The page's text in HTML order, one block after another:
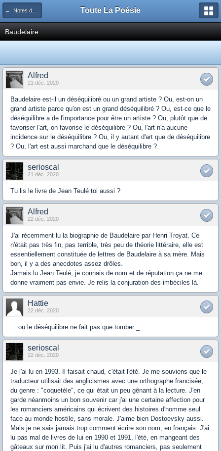
← Notes de route des TLPsiens Toute La Poésie
Baudelaire
Alfred
21 déc. 2020
Baudelaire est-il un déséquilibré ou un grand artiste ? Ou, est-on un
grand artiste parce qu'on est un grand déséquilibré ? Ou, est-ce que le
déséquilibre a de l'importance pour être un artiste ? Ou, plutôt que de
favoriser l'art, on favorise le déséquilibre ? Ou, l'art n'a aucune
incidence sur le déséquilibre ? Ou, il y autant d'art que de déséquilibre
? Ou, l'art est aussi marchand que le déséquilibre ?
serioscal
21 déc. 2020
Tu lis le livre de Jean Teulé toi aussi ?
Alfred
22 déc. 2020
J'ai récemment lu la biographie de Baudelaire par Henri Troyat. Ce
n'était pas très fin, pas terrible, très peu de théorie littéraire, elle est
essentiellement constituée de lettres de Baudelaire à sa mère. Mais
bon, il y a des anecdotes assez drôles.
Jamais lu Jean Teulé, je connais de nom et de réputation ça ne me
donne vraiment pas envie. Je relis la conjuration des imbéciles là.
Hattie
22 déc. 2020
... ou le déséquilibre ne fait pas que tomber _
serioscal
22 déc. 2020
Je l'ai lu en 1993. Il faisait chaud, c'était l'été. Je me souviens que le
traducteur utilisait des anglicismes avec une orthographe francisée,
du genre : "coquetèle", ce qui était un peu gênant à la lecture. J'en
garde néanmoins un bon souvenir car j'ai une certaine affection pour
les romanciers américains qui écrivent des histoires d'homme seul
face au monde hostile, sans morale. J'aime bien Dostoevsky aussi.
Mais je ne sais jamais trop comment écrire son nom, en français. J'ai
lu pas mal de livres de lui en 1990 et 1991, l'été, en mangeant des
gâteaux sur mon lit. Puis j'ai lu d'autres romanciers, pas seulement